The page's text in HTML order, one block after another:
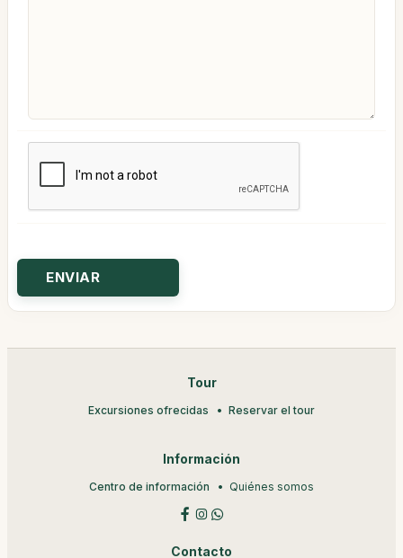
Tour
Excursiones ofrecidas Reservar el tour
Información
Centro de información Quiénes somos
Contacto